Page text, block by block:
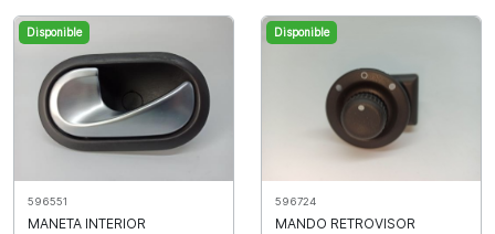
Disponible
596551
MANETA INTERIOR
Disponible
596724
MANDO RETROVISOR